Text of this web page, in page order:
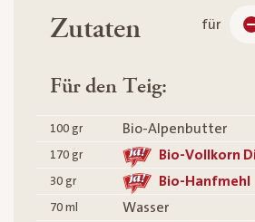
Zutaten für
Für den Teig:
100 gr Bio-Alpenbutter
170 gr Bio-Vollkorn
30 gr Bio-Hanfmehl
70 ml
Wasser